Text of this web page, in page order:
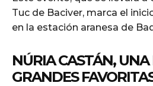
Tuc de Baciver, marca el
en la estación aranesa de
NÚRIA CASTÁN, UNA
GRANDES